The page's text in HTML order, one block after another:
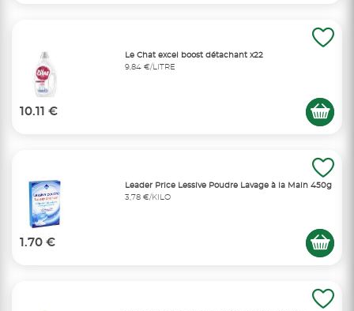
Le Chat excel boost détachant x22
9,84 €/LITRE
10.11 €
Leader Price Lessive Poudre Lavage à la Main 450g
3,78 €/KILO
1.70 €